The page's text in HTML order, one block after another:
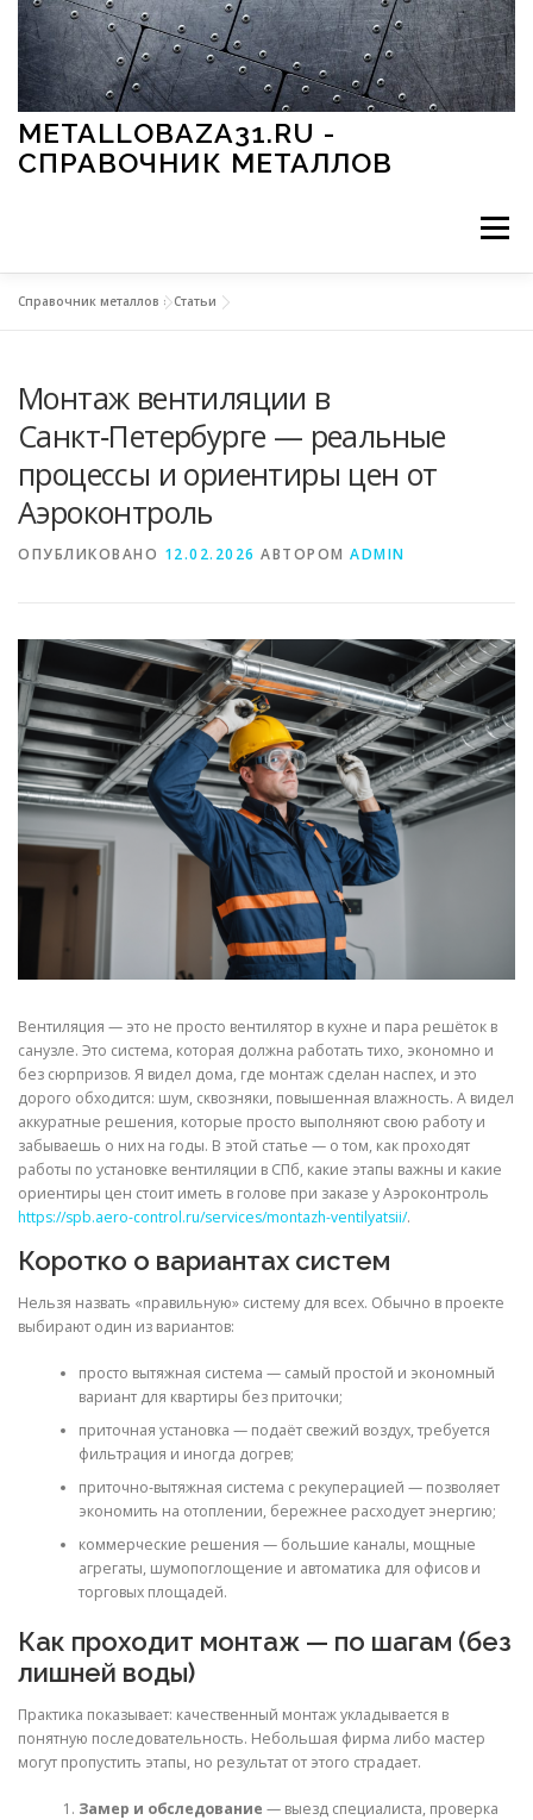
Перейти к содержимому
METALLOBAZA31.RU -
СПРАВОЧНИК МЕТАЛЛОВ
Меню
МЕТАЛЛЫ И ОКРУЖАЮЩАЯ СРЕДА
ПРИМЕНЕНИЕ МЕТАЛЛОВ
СТАТЬИ
Справочник металлов »Статьи
Монтаж вентиляции в
Санкт‑Петербурге — реальные
процессы и ориентиры цен от
Аэроконтроль
ОПУБЛИКОВАНО 12.02.2026 АВТОРОМ ADMIN
Вентиляция — это не просто вентилятор в кухне и пара решёток в
санузле. Это система, которая должна работать тихо, экономно и
без сюрпризов. Я видел дома, где монтаж сделан наспех, и это
дорого обходится: шум, сквозняки, повышенная влажность. А видел
аккуратные решения, которые просто выполняют свою работу и
забываешь о них на годы. В этой статье — о том, как проходят
работы по установке вентиляции в СПб, какие этапы важны и какие
ориентиры цен стоит иметь в голове при заказе у Аэроконтроль
https://spb.aero-control.ru/services/montazh-ventilyatsii/.
Коротко о вариантах систем
Нельзя назвать «правильную» систему для всех. Обычно в проекте
выбирают один из вариантов:
просто вытяжная система — самый простой и экономный
вариант для квартиры без приточки;
приточная установка — подаёт свежий воздух, требуется
фильтрация и иногда догрев;
приточно‑вытяжная система с рекуперацией — позволяет
экономить на отоплении, бережнее расходует энергию;
коммерческие решения — большие каналы, мощные
агрегаты, шумопоглощение и автоматика для офисов и
торговых площадей.
Как проходит монтаж — по шагам (без
лишней воды)
Практика показывает: качественный монтаж укладывается в
понятную последовательность. Небольшая фирма либо мастер
могут пропустить этапы, но результат от этого страдает.
Замер и обследование — выезд специалиста, проверка